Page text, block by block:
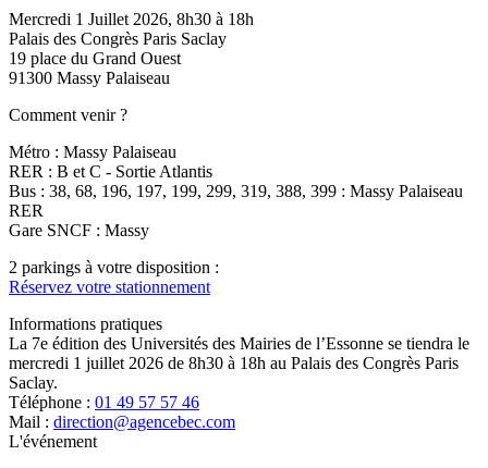
Mercredi 1 Juillet 2026, 8h30 à 18h
Palais des Congrès Paris Saclay
19 place du Grand Ouest
91300 Massy Palaiseau
Comment venir ?
Métro : Massy Palaiseau
RER : B et C - Sortie Atlantis
Bus : 38, 68, 196, 197, 199, 299, 319, 388, 399 : Massy Palaiseau
RER
Gare SNCF : Massy
2 parkings à votre disposition :
Réservez votre stationnement
Informations pratiques
La 7e édition des Universités des Mairies de l’Essonne se tiendra le
mercredi 1 juillet 2026 de 8h30 à 18h au Palais des Congrès Paris
Saclay.
Téléphone : 01 49 57 57 46
Mail : direction@agencebec.com
L'événement